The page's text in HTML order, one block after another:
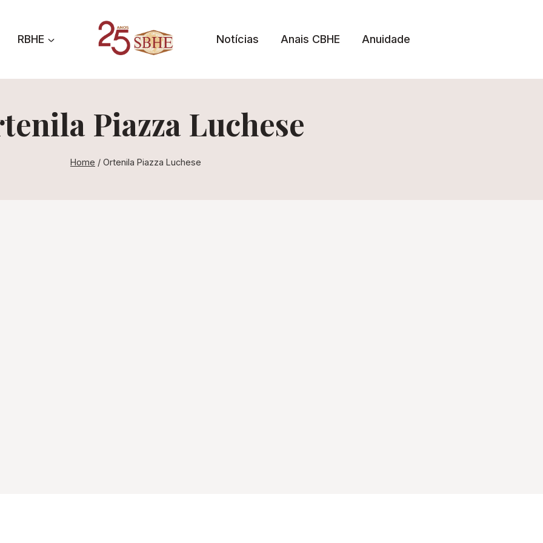
RBHE Notícias Anais CBHE Anuidade
Piazza Luchese
Home / Ortenila Piazza Luchese